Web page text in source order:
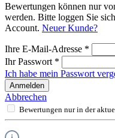
Bewertungen können nur
werden. Bitte loggen Sie
Account. Neuer Kunde?
Ihre E-Mail-Adresse *
Ihr Passwort *
Ich habe mein Passwort
Anmelden
Abbrechen
Bewertungen nur in der